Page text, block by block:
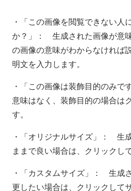
・「この画像を閲覧できない人
か？」： 生成された画像が意
の画像の意味がわからなければ
明文を入力します。
・「この画像は装飾目的のみ
意味はなく、装飾目的の場合は
す。
・「オリジナルサイズ」： 生
ままで良い場合は、クリックし
・「カスタムサイズ」： 生成
更したい場合は、クリックして